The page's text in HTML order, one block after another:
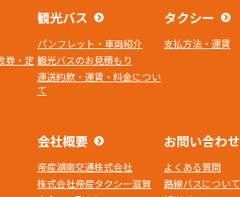
券・定
観光バス
パンフレット・車両紹介
観光バスのお見積もり
運送約款・運賃・料金につい
て
タクシー
支払方法・運賃
会社概要
帝産湖南交通株式会社
株式会社帝産タクシー滋賀
お問い合わせ
よくある質問
路線バスについて